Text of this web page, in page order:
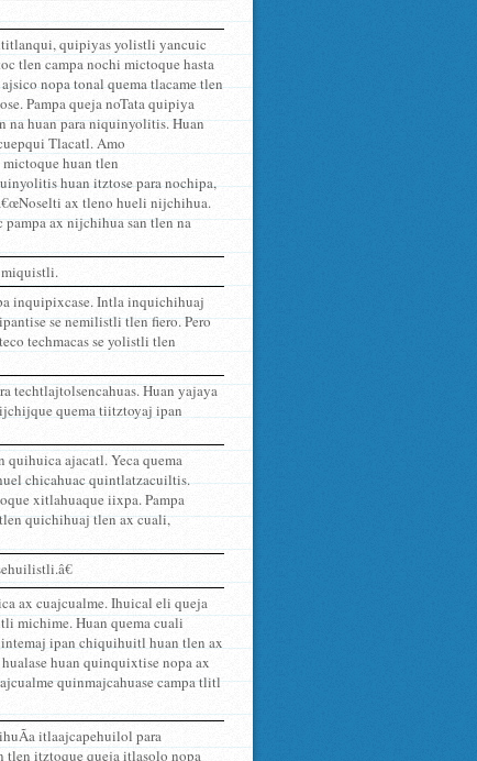
quipiyas yolistli yancuic
tlen campa nochi mictoque hasta
nopa tonal quema tlacame tlen
Pampa queja noTata quipiya
huan para niquinyolitis. Huan
Tlacatl. Amo
huan tlen
huan itztose para nochipa,
ax tleno hueli nijchihua.
ax nijchihua san tlen na
inquipixcase. Intla inquichihuaj
se nemilistli tlen fiero. Pero
techmacas se yolistli tlen
techtlajtolsencahuas. Huan yajaya
quema tiitztoyaj ipan
ajacatl. Yeca quema
chicahuac quintlatzacuiltis.
xitlahuaque iixpa. Pampa
quichihuaj tlen ax cuali,
ax cuajcualme. Ihuical eli queja
michime. Huan quema cuali
ipan chiquihuitl huan tlen ax
huan quinquixtise nopa ax
quinmajcahuase campa tlitl
itlaajcapehuilol para
tlen itztoque queja itlasolo nopa